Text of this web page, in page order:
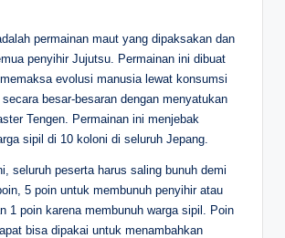
permainan maut yang dipaksakan dan
penyihir Jujutsu. Permainan ini dibuat
evolusi manusia lewat konsumsi
besar-besaran dengan menyatukan
Tengen. Permainan ini menjebak
sipil di 10 koloni di seluruh Jepang.
seluruh peserta harus saling bunuh demi
5 poin untuk membunuh penyihir atau
1 poin karena membunuh warga sipil. Poin
bisa dipakai untuk menambahkan